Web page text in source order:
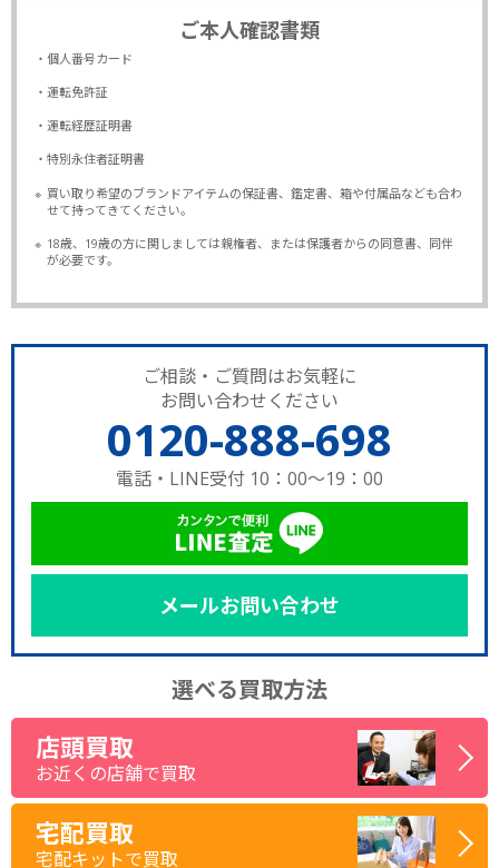
ご本人確認書類
・個人番号カード
・運転免許証
・運転経歴証明書
・特別永住者証明書
※ 買い取り希望のブランドアイテムの保証書、鑑定書、箱や付属品なども合わ
せて持ってきてください。
※ 18歳、19歳の方に関しましては親権者、または保護者からの同意書、同伴
が必要です。
ご相談・ご質問はお気軽に
お問い合わせください
0120-888-698
電話・LINE受付 10：00～19：00
メールお問い合わせ
選べる買取方法
店頭買取
お近くの店舗で買取
宅配買取
宅配キットで買取